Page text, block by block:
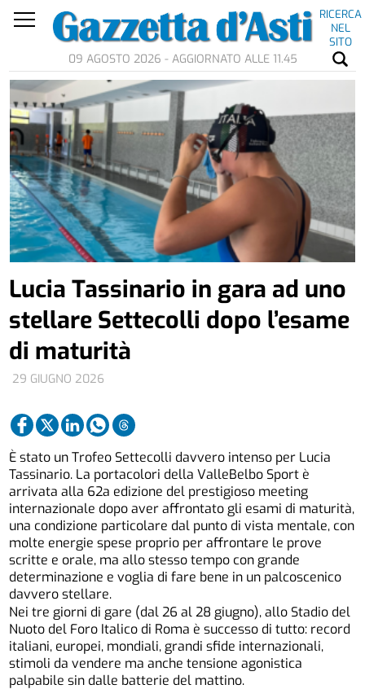
RICERCA
NEL
SITO
09 AGOSTO 2026 - AGGIORNATO ALLE 11.45
29 GIUGNO 2026
Lucia Tassinario in gara ad uno
stellare Settecolli dopo l’esame
di maturità
È stato un Trofeo Settecolli davvero intenso per Lucia
Tassinario. La portacolori della ValleBelbo Sport è
arrivata alla 62a edizione del prestigioso meeting
internazionale dopo aver affrontato gli esami di maturità,
una condizione particolare dal punto di vista mentale, con
molte energie spese proprio per affrontare le prove
scritte e orale, ma allo stesso tempo con grande
determinazione e voglia di fare bene in un palcoscenico
davvero stellare.
Nei tre giorni di gare (dal 26 al 28 giugno), allo Stadio del
Nuoto del Foro Italico di Roma è successo di tutto: record
italiani, europei, mondiali, grandi sfide internazionali,
stimoli da vendere ma anche tensione agonistica
palpabile sin dalle batterie del mattino.